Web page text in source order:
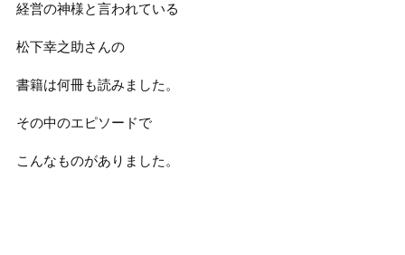
経営の神様と言われている
松下幸之助さんの
書籍は何冊も読みました。
その中のエピソードで
こんなものがありました。